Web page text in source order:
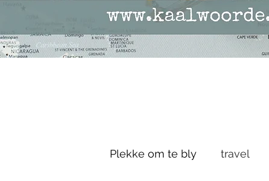
Plekke om te bly travel